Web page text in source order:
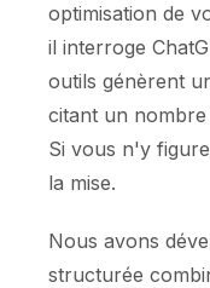
optimisation de
il interroge
outils génèrent
citant un
Si vous n'y
la mise.
Nous avons
structurée